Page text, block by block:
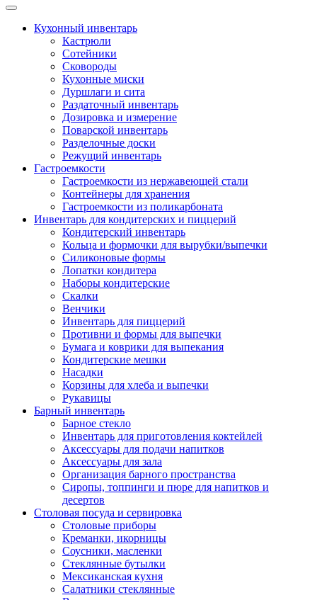
Кухонный инвентарь
Кастрюли
Сотейники
Сковороды
Кухонные миски
Дуршлаги и сита
Раздаточный инвентарь
Дозировка и измерение
Поварской инвентарь
Разделочные доски
Режущий инвентарь
Гастроемкости
Гастроемкости из нержавеющей стали
Контейнеры для хранения
Гастроемкости из поликарбоната
Инвентарь для кондитерских и пиццерий
Кондитерский инвентарь
Кольца и формочки для вырубки/выпечки
Силиконовые формы
Лопатки кондитера
Наборы кондитерские
Скалки
Венчики
Инвентарь для пиццерий
Противни и формы для выпечки
Бумага и коврики для выпекания
Кондитерские мешки
Насадки
Корзины для хлеба и выпечки
Рукавицы
Барный инвентарь
Барное стекло
Инвентарь для приготовления коктейлей
Аксессуары для подачи напитков
Аксессуары для зала
Организация барного пространства
Сиропы, топпинги и пюре для напитков и
десертов
Столовая посуда и сервировка
Столовые приборы
Креманки, икорницы
Соусники, масленки
Стеклянные бутылки
Мексиканская кухня
Салатники стеклянные